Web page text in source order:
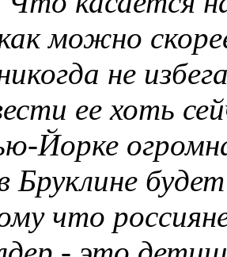
можно
не
ее хоть
Йорке
Бруклине
что